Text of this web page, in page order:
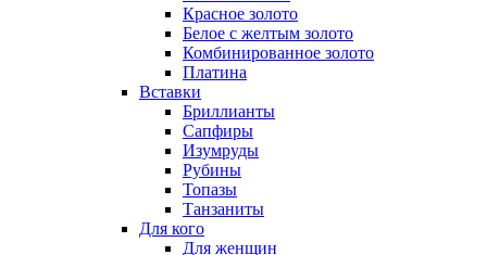
Красное золото
Белое с желтым золото
Комбинированное золото
Платина
Вставки
Бриллианты
Сапфиры
Изумруды
Рубины
Топазы
Танзаниты
Для кого
Для женщин